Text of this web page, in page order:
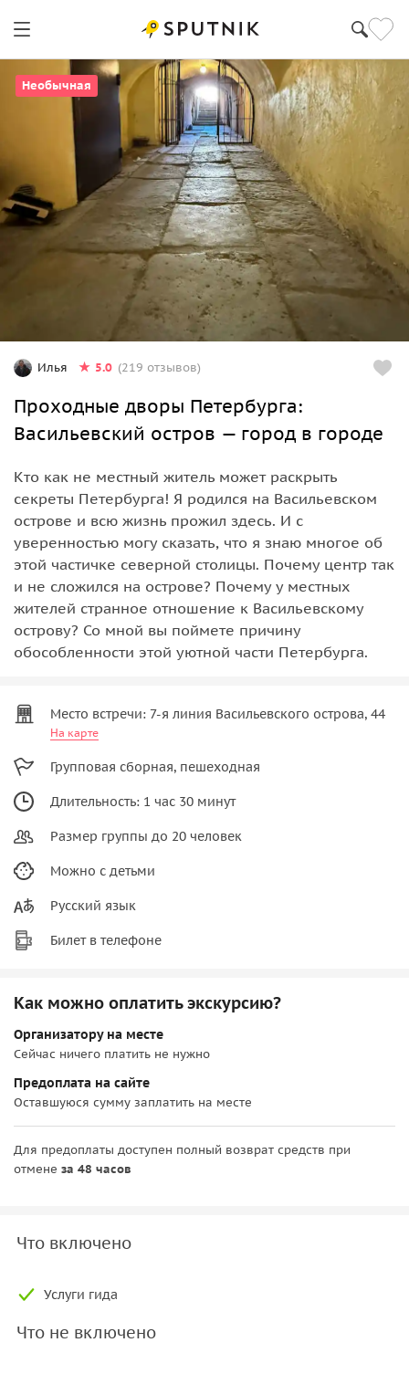
Необычная
Илья 5.0 (219 отзывов)
Проходные дворы Петербурга:
Васильевский остров — город в городе
Кто как не местный житель может раскрыть
секреты Петербурга! Я родился на Васильевском
острове и всю жизнь прожил здесь. И с
уверенностью могу сказать, что я знаю многое об
этой частичке северной столицы. Почему центр так
и не сложился на острове? Почему у местных
жителей странное отношение к Васильевскому
острову? Со мной вы поймете причину
обособленности этой уютной части Петербурга.
Место встречи: 7-я линия Васильевского острова, 44
На карте
Групповая сборная, пешеходная
Длительность: 1 час 30 минут
Размер группы до 20 человек
Можно с детьми
Русский язык
Билет в телефоне
Как можно оплатить экскурсию?
Организатору на месте
Сейчас ничего платить не нужно
Предоплата на сайте
Оставшуюся сумму заплатить на месте
Для предоплаты доступен полный возврат средств при
отмене за 48 часов
Что включено
Услуги гида
Что не включено